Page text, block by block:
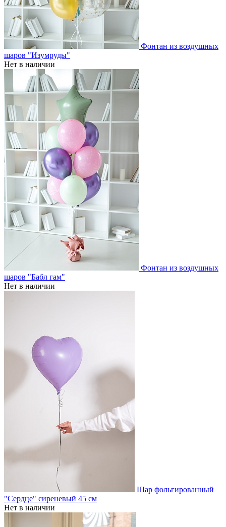
Фонтан из воздушных
шаров "Изумруды"
Нет в наличии
Фонтан из воздушных
шаров "Бабл гам"
Нет в наличии
Шар фольгированный
"Сердце" сиреневый 45 см
Нет в наличии